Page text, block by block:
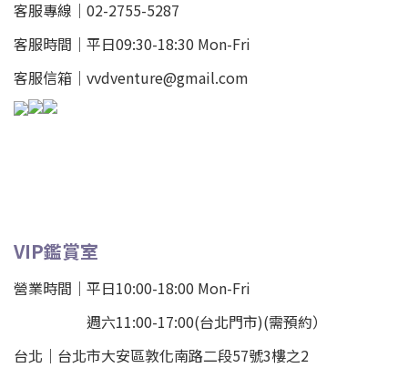
客服專線｜02-2755-5287
客服時間｜平日09:30-18:30 Mon-Fri
客服信箱｜vvdventure@gmail.com
VIP鑑賞室
營業時間｜平日10:00-18:00 Mon-Fri
週六11:00-17:00(台北門市)(需預約）
台北 ｜ 台北市大安區敦化南路二段57號3樓之2